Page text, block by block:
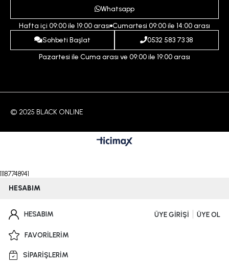
İptal ve İade Koşulları
İndirim
Whatsapp
Hafta içi 09:00 ile 19:00 arası Cumartesi 09:00 ile 14:00 arası
Sohbeti Başlat
0532 583 73 38
Pazartesi ile Cuma arası ve 09:00 ile 19:00 arası
© 2025 BLACK ONLINE
11187748941
HESABIM
HESABIM ÜYE GİRİŞİ ÜYE OL
FAVORİLERİM
SİPARİŞLERİM